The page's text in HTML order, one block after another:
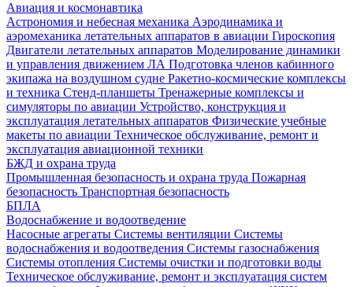
Авиация и космонавтика
Астрономия и небесная механика Аэродинамика и
аэромеханика летательных аппаратов в авиации Гироскопия
Двигатели летательных аппаратов Моделирование динамики
и управления движением ЛА Подготовка членов кабинного
экипажа на воздушном судне Ракетно-космические комплексы
и техника Стенд-планшеты Тренажерные комплексы и
симуляторы по авиации Устройство, конструкция и
эксплуатация летательных аппаратов Физические учебные
макеты по авиации Техническое обслуживание, ремонт и
эксплуатация авиационной техники
БЖД и охрана труда
Промышленная безопасность и охрана труда Пожарная
безопасность Транспортная безопасность
БПЛА
Водоснабжение и водоотведение
Насосные агрегаты Системы вентиляции Системы
водоснабжения и водоотведения Системы газоснабжения
Системы отопления Системы очистки и подготовки воды
Техническое обслуживание, ремонт и эксплуатация систем